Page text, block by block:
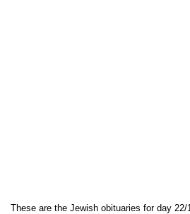
These are the Jewish obituaries for day